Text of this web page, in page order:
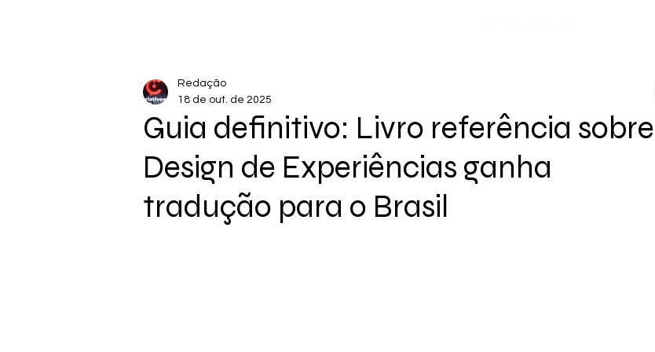
Guia definitivo: Livro referência sobre
Design de Experiências ganha
tradução para o Brasil
Redação
18 de out. de 2025